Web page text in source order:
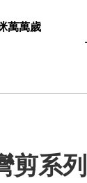
萬萬歲
剪系列